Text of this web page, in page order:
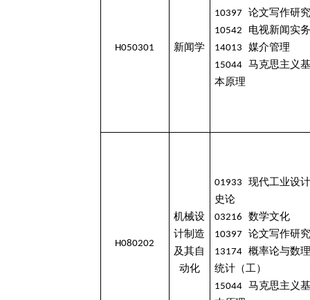
H050301 新闻学
10397 论文写作研究
10542 电视新闻实务
14013 媒介管理
15044 马克思主义基
本原理
H080202
机械设
计制造
及其自
动化
01933 现代工业设计
史论
03216 数学文化
10397 论文写作研究
13174 概率论与数理
统计（工）
15044 马克思主义基